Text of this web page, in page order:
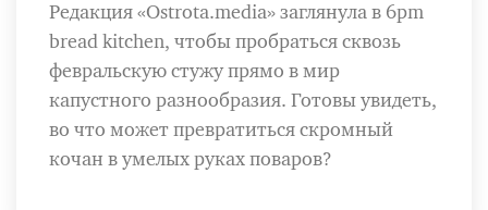
Редакция «Ostrota.media» заглянула в 6pm
bread kitchen, чтобы пробраться сквозь
февральскую стужу прямо в мир
капустного разнообразия. Готовы увидеть,
во что может превратиться скромный
кочан в умелых руках поваров?